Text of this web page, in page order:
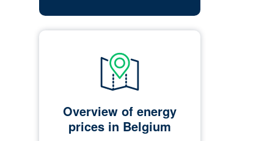
Overview of energy
prices in Belgium